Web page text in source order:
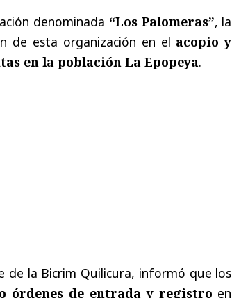
denominada “Los Palomeras”, la
de esta organización en el acopio y
en la población La Epopeya.
de la Bicrim Quilicura, informó que los
órdenes de entrada y registro en